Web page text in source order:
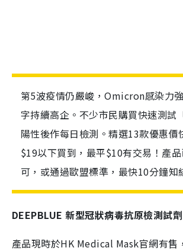
第5波疫情仍嚴峻，Omicron感染力
字持續高企。不少市民購買快速測試
陽性後作每日檢測。精選13款優惠價
$19以下買到，最平$10有交易！產
可，或通過歐盟標準，最快10分鐘知
DEEPBLUE 新型冠狀病毒抗原檢測試劑
產品現時於HK Medical Mask官網有售